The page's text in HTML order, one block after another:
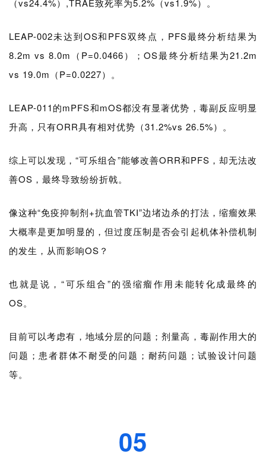
们
（vs24.4%）,TRAE致死率为5.2%（vs1.9%）。
LEAP-002未达到OS和PFS双终点，PFS最终分析结果为
8.2m vs 8.0m（P=0.0466）；OS最终分析结果为21.2m
vs 19.0m（P=0.0227）。
LEAP-011的mPFS和mOS都没有显著优势，毒副反应明显
升高，只有ORR具有相对优势（31.2%vs 26.5%）。
综上可以发现，“可乐组合”能够改善ORR和PFS，却无法改
善OS，最终导致纷纷折戟。
像这种“免疫抑制剂+抗血管TKI”边堵边杀的打法，缩瘤效果
大概率是更加明显的，但过度压制是否会引起机体补偿机制
的发生，从而影响OS？
也就是说，“可乐组合”的强缩瘤作用未能转化成最终的
OS。
目前可以考虑有，地域分层的问题；剂量高，毒副作用大的
问题；患者群体不耐受的问题；耐药问题；试验设计问题
等。
05